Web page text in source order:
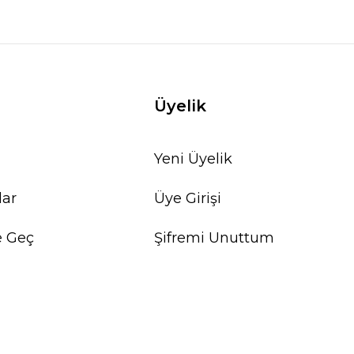
Geç
Üyelik
Yeni Üyelik
Üye Girişi
Şifremi Unuttum